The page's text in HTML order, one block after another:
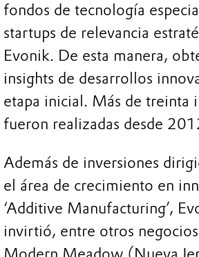
fondos de tecnología
startups de relevancia
Evonik. De esta manera,
insights de desarrollos
etapa inicial. Más de treinta
fueron realizadas desde
Además de inversiones
el área de crecimiento en
‘Additive Manufacturing’,
invirtió, entre otros